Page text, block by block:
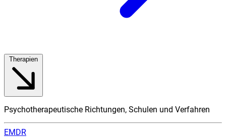
Psychotherapeutische Richtungen, Schulen und Verfahren
EMDR